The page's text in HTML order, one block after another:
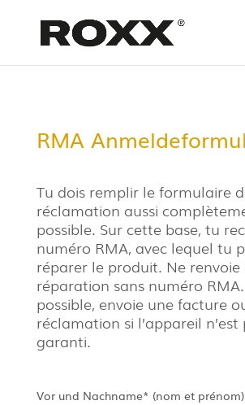
RMA
Tu dois remplir le formulaire
réclamation aussi
possible. Sur cette base, tu
numéro RMA, avec lequel tu
réparer le produit. Ne renvoie
réparation sans numéro RMA.
possible, envoie une facture
réclamation si l’appareil n’est
garanti.
Vor und Nachname* (nom et prénom)